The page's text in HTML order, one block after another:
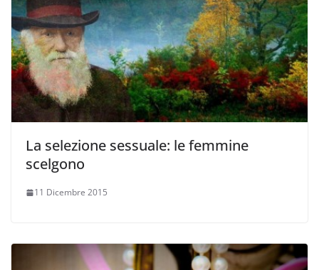
La selezione sessuale: le femmine
scelgono
11 Dicembre 2015